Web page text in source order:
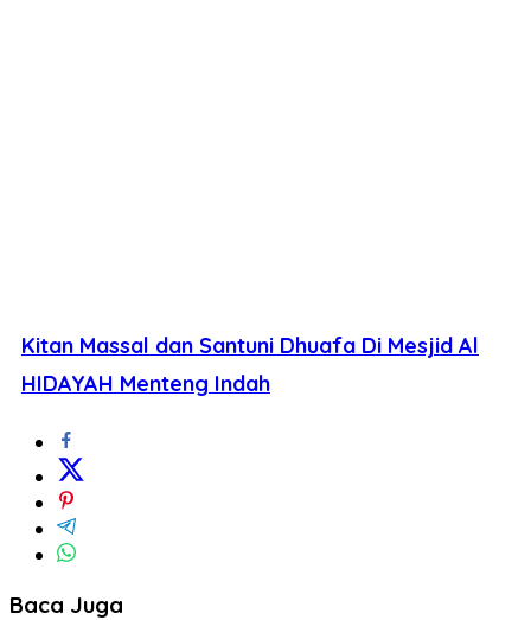
Kitan Massal dan Santuni Dhuafa Di Mesjid Al
HIDAYAH Menteng Indah
Baca Juga